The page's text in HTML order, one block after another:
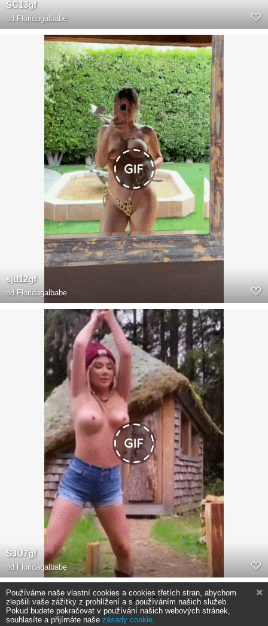
SC13gf
od Floridagalbabe
sju12gf
od Floridagalbabe
SJU7gf
od Floridagalbabe
1
Používáme naše vlastní cookies a cookies třetích stran, abychom
zlepšili vaše zážitky z prohlížení a s používáním našich služeb.
Pokud budete pokračovat v používání našich webových stránek,
souhlasíte a přijímáte naše zásady cookie.